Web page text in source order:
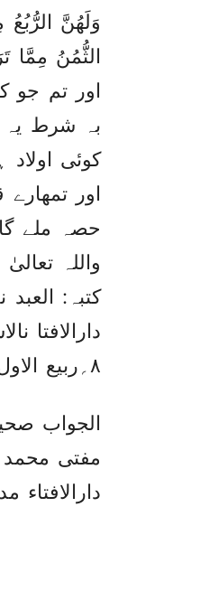
وَلَھُنَّ
الثُّمُنُ مِمَّا
اور تم جو
بہ شرط یہ
کوئی
اور
حصہ ملے
واللہ
کتبہ:
دارالافتا
۸؍ربیع الاول،۱۴۴۴ھ،۵؍اکتوبر ۲۰۲۲ء
الجواب
مفتی